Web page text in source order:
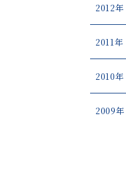
2012年
2011年
2010年
2009年